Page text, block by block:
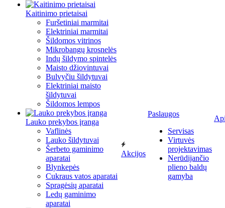
Kaitinimo prietaisai
Furšetiniai marmitai
Elektriniai marmitai
Šildomos vitrinos
Mikrobangų krosnelės
Indų šildymo spintelės
Maisto džiovintuvai
Bulvyčiu šildytuvai
Elektriniai maisto
šildytuvai
Šildomos lempos
Lauko prekybos įranga
Vaflinės
Lauko šildytuvai
Šerbeto gaminimo
aparatai
Blynkepės
Cukraus vatos aparatai
Spragėsių aparatai
Ledų gaminimo
aparatai
Akcijos
Paslaugos
Servisas
Virtuvės
projektavimas
Nerūdijančio
plieno baldų
gamyba